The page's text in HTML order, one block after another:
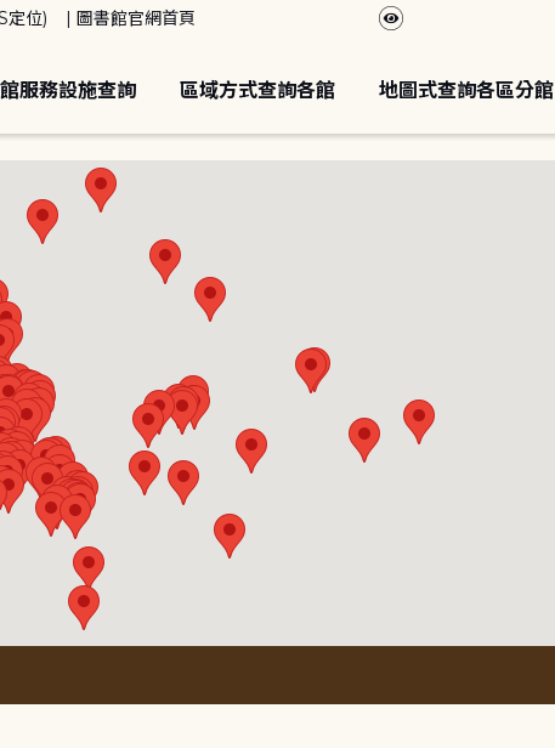
定位) 圖書館官網首頁
服務設施查詢 區域方式查詢各館 地圖式查詢各區分館